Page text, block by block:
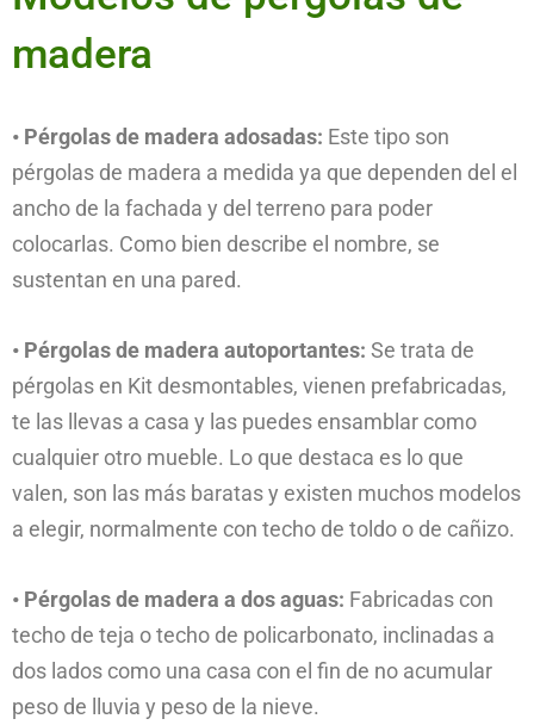
madera
• Pérgolas de madera adosadas: Este tipo son
pérgolas de madera a medida ya que dependen del el
ancho de la fachada y del terreno para poder
colocarlas. Como bien describe el nombre, se
sustentan en una pared.
• Pérgolas de madera autoportantes: Se trata de
pérgolas en Kit desmontables, vienen prefabricadas,
te las llevas a casa y las puedes ensamblar como
cualquier otro mueble. Lo que destaca es lo que
valen, son las más baratas y existen muchos modelos
a elegir, normalmente con techo de toldo o de cañizo.
• Pérgolas de madera a dos aguas: Fabricadas con
techo de teja o techo de policarbonato, inclinadas a
dos lados como una casa con el fin de no acumular
peso de lluvia y peso de la nieve.